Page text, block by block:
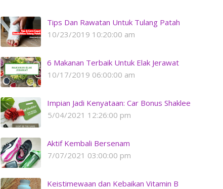
Tips Dan Rawatan Untuk Tulang Patah
10/23/2019 10:20:00 am
6 Makanan Terbaik Untuk Elak Jerawat
10/17/2019 06:00:00 am
Impian Jadi Kenyataan: Car Bonus Shaklee
5/04/2021 12:26:00 pm
Aktif Kembali Bersenam
7/07/2021 03:00:00 pm
Keistimewaan dan Kebaikan Vitamin B